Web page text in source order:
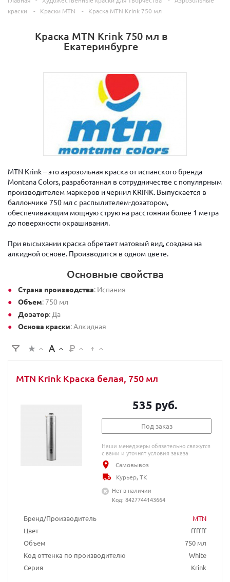
краски
- Краски MTN - Краска MTN Krink 750 мл
Краска MTN Krink 750 мл в
Екатеринбурге
MTN Krink – это аэрозольная краска от испанского бренда
Montana Colors, разработанная в сотрудничестве с популярным
производителем маркеров и чернил KRINK. Выпускается в
баллончике 750 мл с распылителем-дозатором,
обеспечивающим мощную струю на расстоянии более 1 метра
до поверхности окрашивания.
При высыхании краска обретает матовый вид, создана на
алкидной основе. Производится в одном цвете.
Основные свойства
Страна производства: Испания
Объем: 750 мл
Дозатор: Да
Основа краски: Алкидная
MTN Krink Краска белая, 750 мл
Бренд/Производитель
MTN
Цвет
ffffff
Объем
750 мл
Код оттенка по производителю
White
Серия
Krink
535 руб.
Под заказ
Наши менеджеры обязательно свяжутся
с вами и уточнят условия заказа
Самовывоз
Курьер, ТК
Нет в наличии
Код: 8427744143664